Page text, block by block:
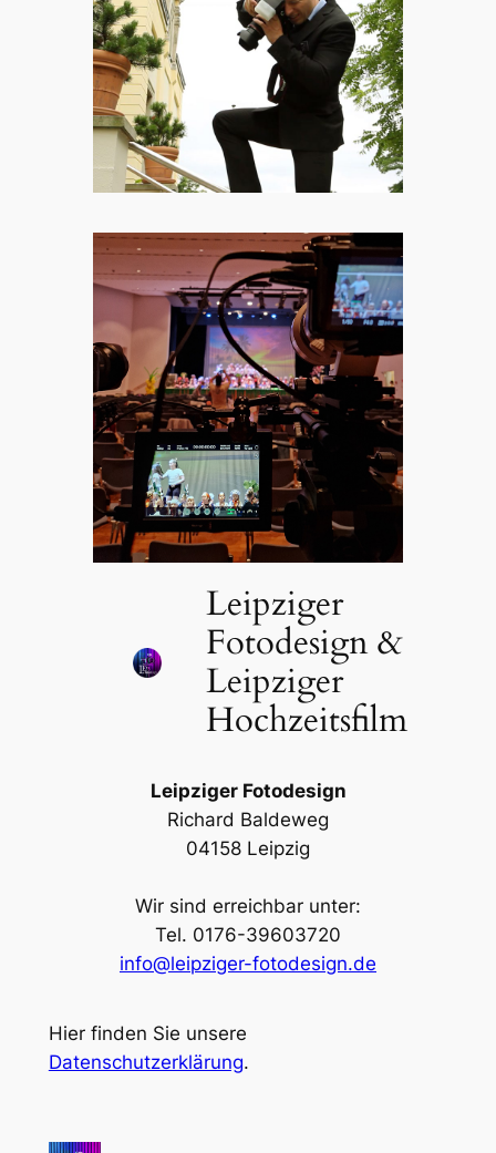
Leipziger
Fotodesign &
Leipziger
Hochzeitsfilm
Leipziger Fotodesign
Richard Baldeweg
04158 Leipzig
Wir sind erreichbar unter:
Tel. 0176-39603720
info@leipziger-fotodesign.de
Hier finden Sie unsere
Datenschutzerklärung.